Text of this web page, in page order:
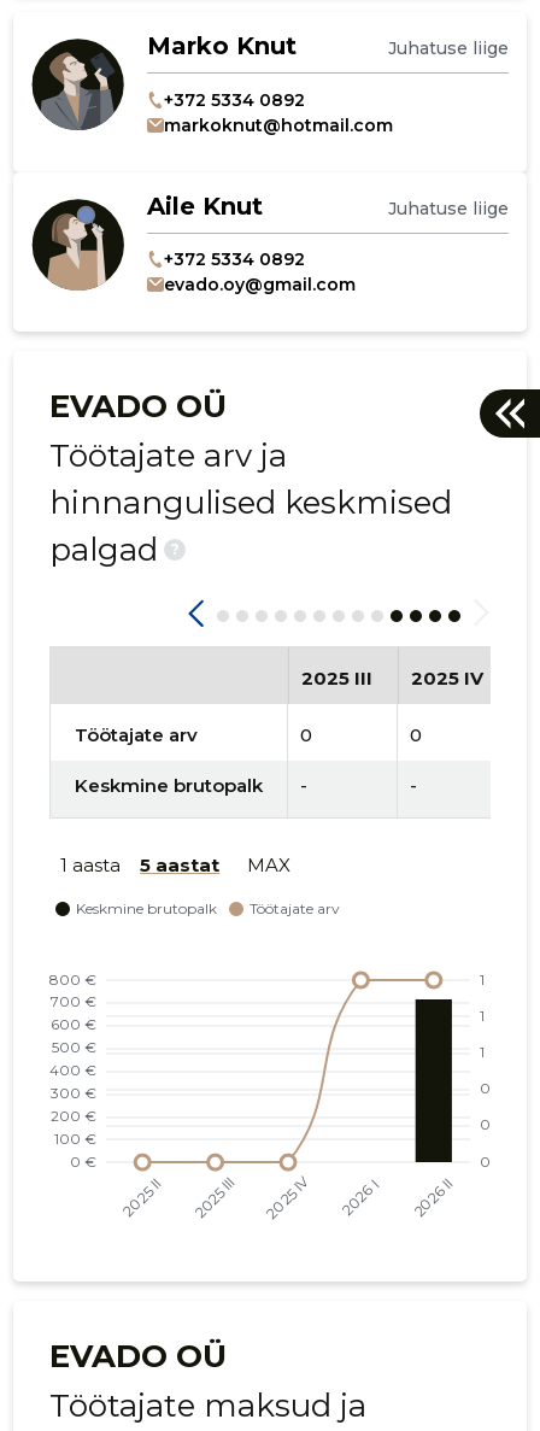
Marko Knut Juhatuse liige
+372 5334 0892
markoknut@hotmail.com
Aile Knut Juhatuse liige
+372 5334 0892
evado.oy@gmail.com
EVADO OÜ
Töötajate arv ja
hinnangulised keskmised
palgad
?
2025 III 2025 IV
Töötajate arv 0 0
Keskmine brutopalk - -
1 aasta 5 aastat MAX
EVADO OÜ
Töötajate maksud ja